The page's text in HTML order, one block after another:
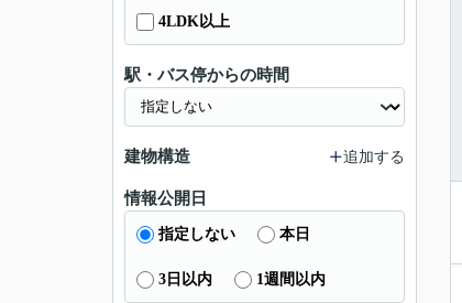
4LDK以上
駅・バス停からの時間
建物構造 追加する
情報公開日
指定しない 本日
3日以内 1週間以内